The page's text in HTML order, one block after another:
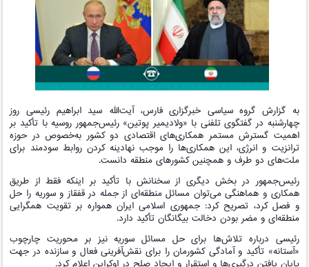
به گزارش گروه سیاسی خبرگزاری فارس، آیت‌‌الله سید ابراهیم رئیسی روز
چهارشنبه در گفتگوی تلفنی با «ولادیمیر پوتین» رئیس‌جمهور روسیه با تأکید بر
اهمیت گسترش مستمر همکاری‌های اقتصادی دو کشور به‌خصوص در حوزه
ترانزیت و انرژی، این همکاری‌ها را موجب نهادینه کردن روابط سودمند برای
ملت‌های دو طرف و همچنین کشورهای منطقه دانست.
رئیس‌جمهور در بخش دیگری از سخنانش با تأکید بر اینکه فقط از طریق
همکاری و هماهنگی می‌توان مسائل منطقه‌ای از جمله در قفقاز و سوریه را حل
و فصل کرد، تصریح کرد: جمهوری اسلامی ایران همواره بر تقویت همگرایی
منطقه‌ای و مضر بودن دخالت بیگانگان تأکید دارد.
رئیسی درباره تلاش‌ها برای حل مسائل سوریه نیز بر محوریت چارچوب
«آستانه» تأکید و آمادگی کشورمان را برای نقش‌آفرینی فعال و سازنده در جهت